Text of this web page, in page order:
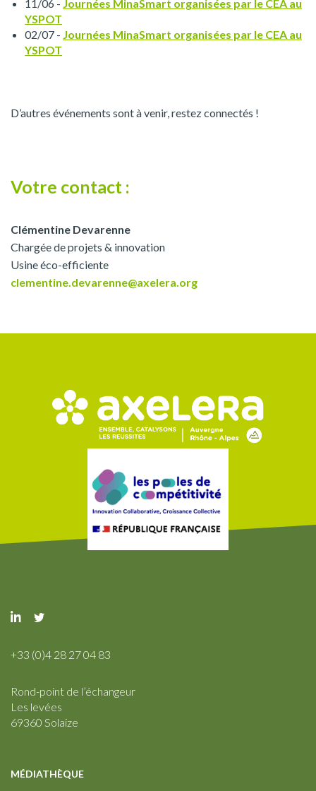
11/06 - Journées MinaSmart organisées par le CEA au
YSPOT
02/07 - Journées MinaSmart organisées par le CEA au
YSPOT
D’autres événements sont à venir, restez connectés !
Votre contact :
Clémentine Devarenne
Chargée de projets & innovation
Usine éco-efficiente
clementine.devarenne@axelera.org
+33 (0)4 28 27 04 83
Rond-point de l’échangeur
Les levées
69360 Solaize
MÉDIATHÈQUE